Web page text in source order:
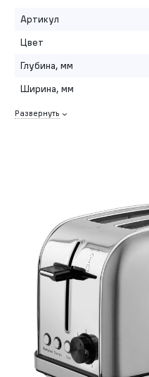
Артикул
Цвет
Глубина, мм
Ширина, мм
Развернуть